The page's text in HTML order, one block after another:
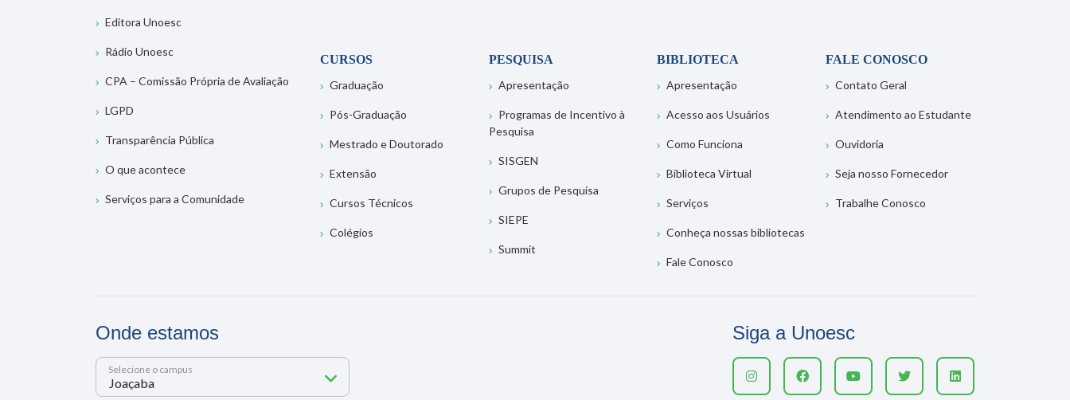
Editora Unoesc
Rádio Unoesc
CPA – Comissão Própria de Avaliação
LGPD
Transparência Pública
O que acontece
Serviços para a Comunidade
CURSOS
Graduação
Pós-Graduação
Mestrado e Doutorado
Extensão
Cursos Técnicos
Colégios
PESQUISA
Apresentação
Programas de Incentivo à
Pesquisa
SISGEN
Grupos de Pesquisa
SIEPE
Summit
BIBLIOTECA
Apresentação
Acesso aos Usuários
Como Funciona
Biblioteca Virtual
Serviços
Conheça nossas bibliotecas
Fale Conosco
FALE CONOSCO
Contato Geral
Atendimento ao Estudante
Ouvidoria
Seja nosso Fornecedor
Trabalhe Conosco
Onde estamos
Selecione o campus
Siga a Unoesc